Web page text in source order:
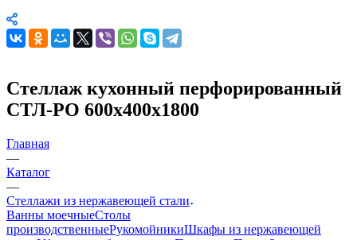
Стеллаж кухонный перфорированный
СТЛ-РО 600х400х1800
Главная
—
Каталог
—
Стеллажи из нержавеющей стали
Ванны моечныеСтолы
производственныеРукомойникиШкафы из нержавеющей